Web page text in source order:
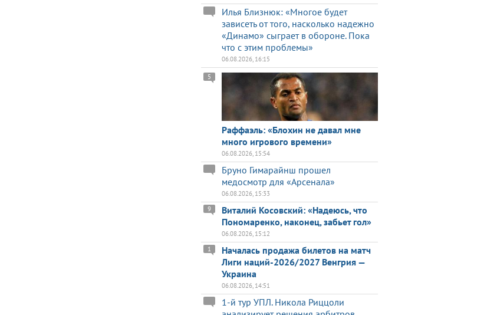
Илья Близнюк: «Многое будет
зависеть от того, насколько надежно
«Динамо» сыграет в обороне. Пока
что с этим проблемы»
06.08.2026, 16:15
Раффаэль: «Блохин не давал мне
много игрового времени»
5
06.08.2026, 15:54
Бруно Гимарайнш прошел
медосмотр для «Арсенала»
06.08.2026, 15:33
Виталий Косовский: «Надеюсь, что
Пономаренко, наконец, забьет гол»
9
06.08.2026, 15:12
Началась продажа билетов на матч
Лиги наций-2026/2027 Венгрия —
Украина
1
06.08.2026, 14:51
1-й тур УПЛ. Никола Риццоли